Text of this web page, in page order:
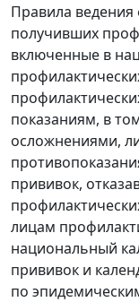
Правила ведения
получивших
включенные в
показаниям, в
осложнениями,
прививок,
лицам
национальный
прививок и
по